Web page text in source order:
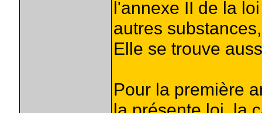
l'annexe II de la
autres
Elle se trouve
Pour la première